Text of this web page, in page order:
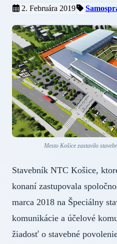
2. Februára 2019
Mesto Košice zastavilo
Stavebník NTC Košice,
konaní zastupovala
marca 2018 na Špeciálny
komunikácie a účelové
žiadosť o stavebné